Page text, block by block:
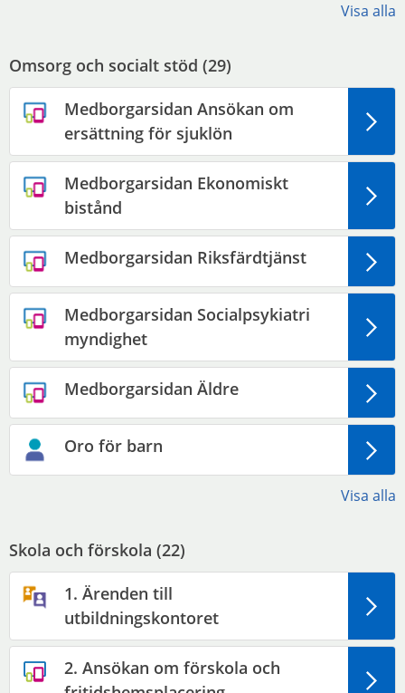
Visa alla
Omsorg och socialt stöd (29)
Medborgarsidan Ansökan om
ersättning för sjuklön
Medborgarsidan Ekonomiskt
bistånd
Medborgarsidan Riksfärdtjänst
Medborgarsidan Socialpsykiatri
myndighet
Medborgarsidan Äldre
Oro för barn
Visa alla
Skola och förskola (22)
1. Ärenden till
utbildningskontoret
2. Ansökan om förskola och